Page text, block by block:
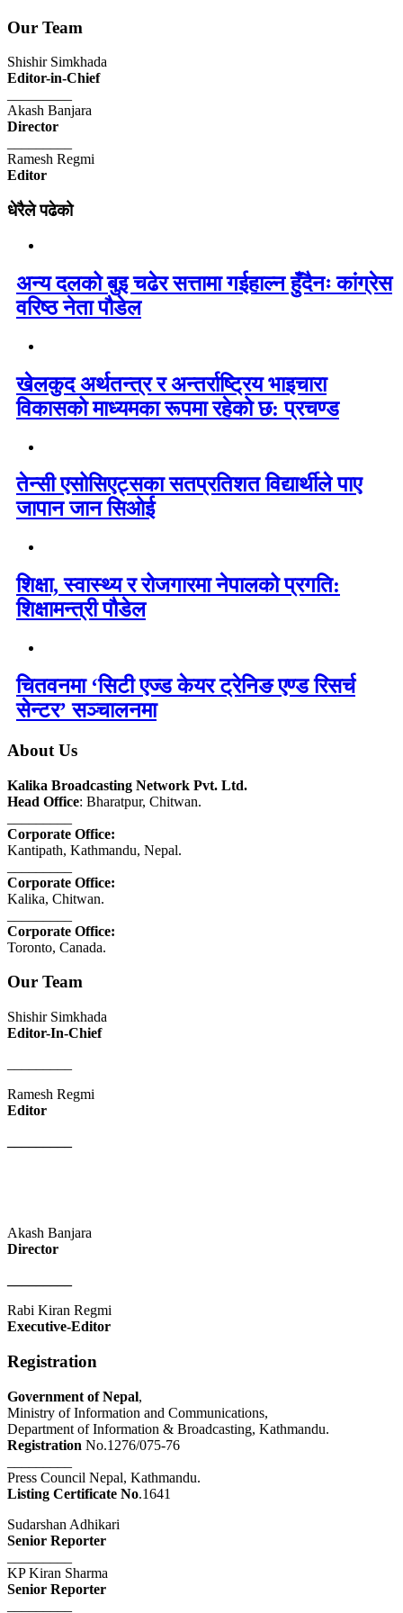
Our Team
Shishir Simkhada
Editor-in-Chief
Akash Banjara
Director
Ramesh Regmi
Editor
धेरैले पढेको
अन्य दलको बुइ चढेर सत्तामा गईहाल्न हुँदैनः कांग्रेस
वरिष्ठ नेता पौडेल
खेलकुद अर्थतन्त्र र अन्तर्राष्ट्रिय भाइचारा
विकासको माध्यमका रूपमा रहेको छ: प्रचण्ड
तेन्सी एसोसिएट्सका सतप्रतिशत विद्यार्थीले पाए
जापान जान सिओई
शिक्षा, स्वास्थ्य र रोजगारमा नेपालको प्रगति:
शिक्षामन्त्री पौडेल
चितवनमा ‘सिटी एज्ड केयर ट्रेनिङ एण्ड रिसर्च
सेन्टर’ सञ्चालनमा
About Us
Kalika Broadcasting Network Pvt. Ltd.
Head Office: Bharatpur, Chitwan.
Corporate Office:
Kantipath, Kathmandu, Nepal.
Corporate Office:
Kalika, Chitwan.
Corporate Office:
Toronto, Canada.
Our Team
Shishir Simkhada
Editor-In-Chief
Ramesh Regmi
Editor
Akash Banjara
Director
Rabi Kiran Regmi
Executive-Editor
Registration
Government of Nepal,
Ministry of Information and Communications,
Department of Information & Broadcasting, Kathmandu.
Registration No.1276/075-76
Press Council Nepal, Kathmandu.
Listing Certificate No.1641
Sudarshan Adhikari
Senior Reporter
KP Kiran Sharma
Senior Reporter